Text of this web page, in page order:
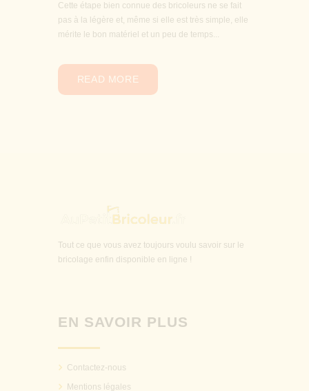
Cette étape bien connue des bricoleurs ne se fait
pas à la légère et, même si elle est très simple, elle
mérite le bon matériel et un peu de temps...
READ MORE
Tout ce que vous avez toujours voulu savoir sur le
bricolage enfin disponible en ligne !
EN SAVOIR PLUS
Contactez-nous
Mentions légales